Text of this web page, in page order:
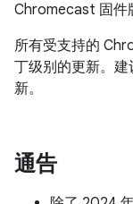
Chromecast 固件
所有受支持的
丁级别的更新。
新。
通告